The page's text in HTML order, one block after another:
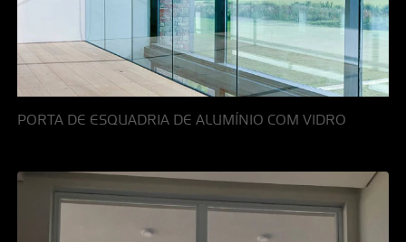
PORTA DE ESQUADRIA DE ALUMÍNIO COM VIDRO